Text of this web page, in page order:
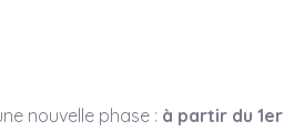
nouvelle phase : à partir du 1er